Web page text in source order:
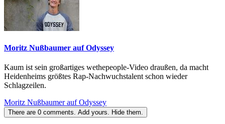
Moritz Nußbaumer auf Odyssey
Kaum ist sein großartiges wethepeople-Video draußen, da macht
Heidenheims größtes Rap-Nachwuchstalent schon wieder
Schlagzeilen.
Moritz Nußbaumer auf Odyssey
There are 0 comments. Add yours. Hide them.